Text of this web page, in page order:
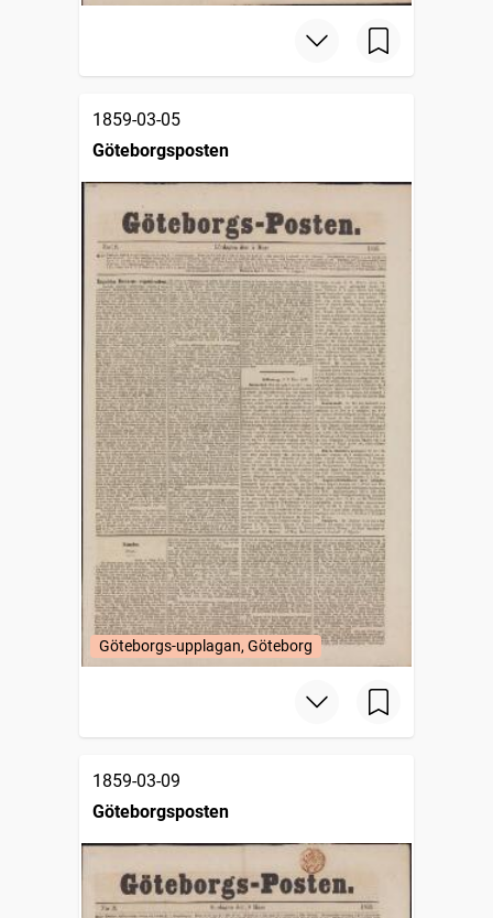
1859-03-05
Göteborgsposten
Göteborgs-upplagan, Göteborg
1859-03-09
Göteborgsposten